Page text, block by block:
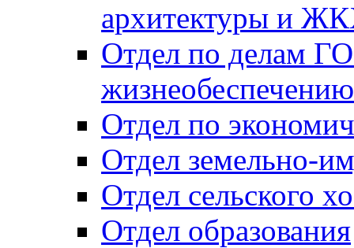
архитектуры и
Отдел по делам
Отдел по
Отдел земельно-
Отдел сельского
Отдел образования